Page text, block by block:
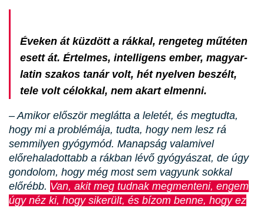
Éveken át küzdött a rákkal, rengeteg műtéten
esett át. Értelmes, intelligens ember, magyar-
latin szakos tanár volt, hét nyelven beszélt,
tele volt célokkal, nem akart elmenni.
– Amikor először meglátta a leletét, és megtudta,
hogy mi a problémája, tudta, hogy nem lesz rá
semmilyen gyógymód. Manapság valamivel
előrehaladottabb a rákban lévő gyógyászat, de úgy
gondolom, hogy még most sem vagyunk sokkal
előrébb. Van, akit meg tudnak megmenteni, engem
úgy néz ki, hogy sikerült, és bízom benne, hogy ez